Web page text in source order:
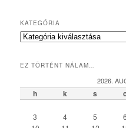
KATEGÓRIA
K
e
r
EZ TÖRTÉNT NÁLAM…
2026.
h k s c
3
4 5 6